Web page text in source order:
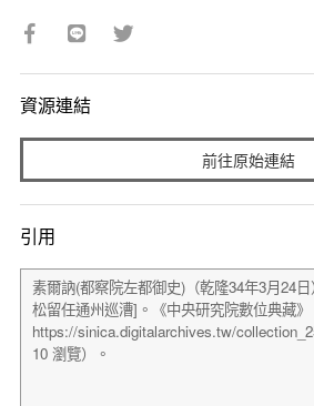
資源連結
前往原始連結
引用